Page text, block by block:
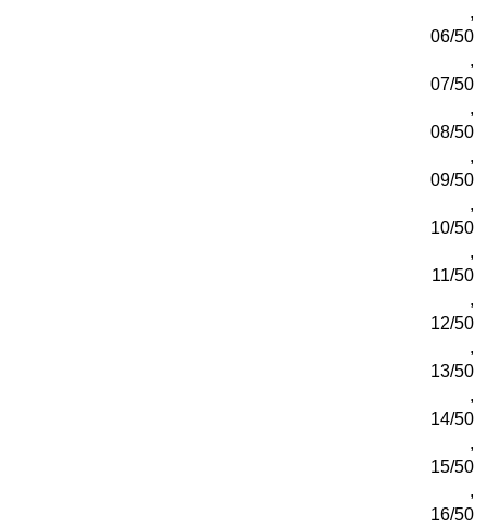
,
06/50
,
07/50
,
08/50
,
09/50
,
10/50
,
11/50
,
12/50
,
13/50
,
14/50
,
15/50
,
16/50